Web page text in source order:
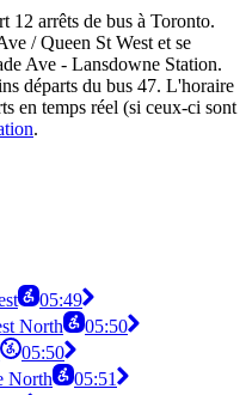
12 arrêts de bus à Toronto.
/ Queen St West et se
Ave - Lansdowne Station.
départs du bus 47. L'horaire
en temps réel (si ceux-ci sont
.
05:49
North
05:50
05:50
North
05:51